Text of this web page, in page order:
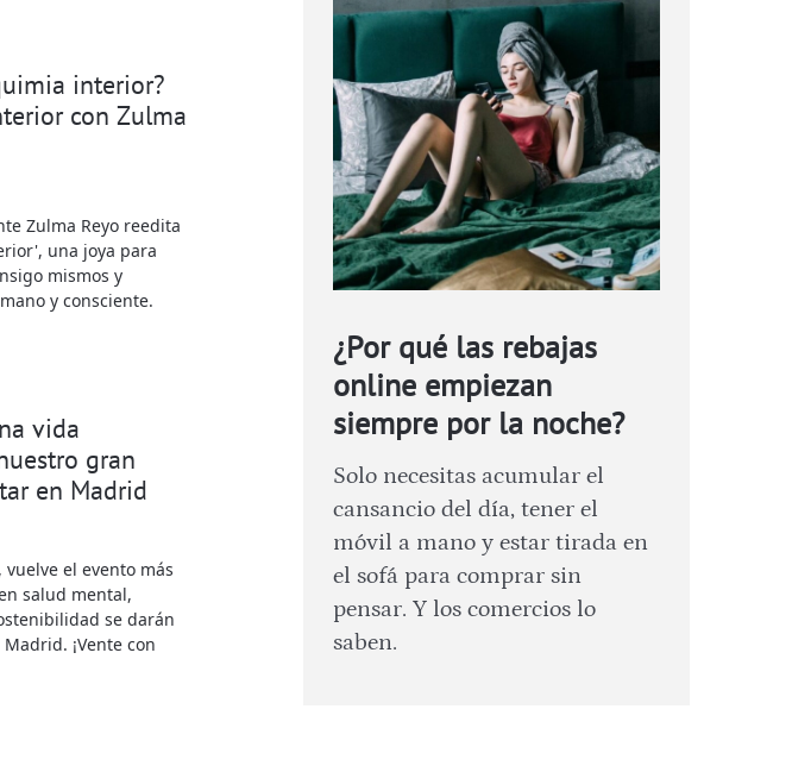
interior?
con Zulma
Zulma Reyo reedita
una joya para
mismos y
y consciente.
vida
gran
en Madrid
el evento más
salud mental,
se darán
¡Vente con
¿Por qué las rebajas
online empiezan
siempre por la noche?
Solo necesitas acumular el
cansancio del día, tener el
móvil a mano y estar tirada en
el sofá para comprar sin
pensar. Y los comercios lo
saben.